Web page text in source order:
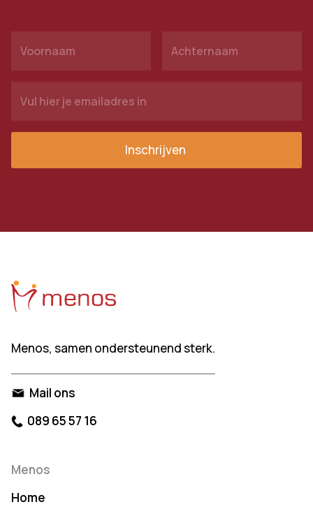
Menos, samen ondersteunend sterk.
Mail ons
089 65 57 16
Menos
Home